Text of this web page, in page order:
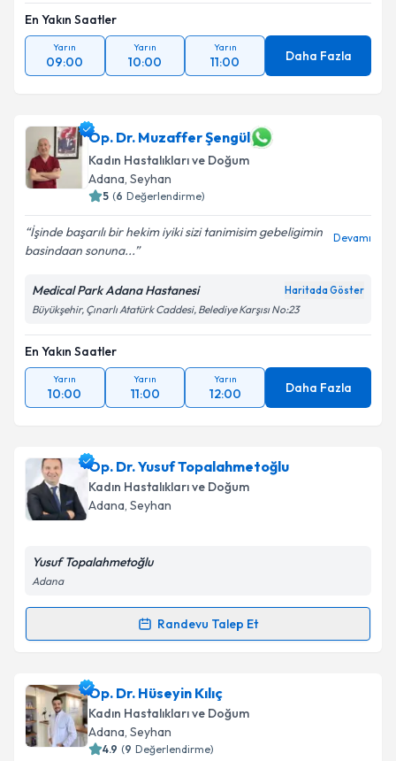
En Yakın Saatler
Yarın
09:00
Yarın
10:00
Yarın
11:00 Daha Fazla
Op. Dr. Muzaffer Şengül
Kadın Hastalıkları ve Doğum
Adana, Seyhan
5 (6 Değerlendirme)
İşinde başarılı bir hekim iyiki sizi tanimisim gebeligimin
basindaan sonuna...
Devamı
Medical Park Adana Hastanesi Haritada Göster
Büyükşehir, Çınarlı Atatürk Caddesi, Belediye Karşısı No:23
En Yakın Saatler
Yarın
10:00
Yarın
11:00
Yarın
12:00 Daha Fazla
Op. Dr. Yusuf Topalahmetoğlu
Kadın Hastalıkları ve Doğum
Adana, Seyhan
Yusuf Topalahmetoğlu
Adana
Randevu Talep Et
Randevu Takvimi Talebi
Op. Dr. Yusuf Topalahmetoğlu
talebi oluşturun. Size bu uzmandan randevu almanız
için bir takvim hazırlandığında e-posta ile
bilgilendireceğiz.
Op. Dr. Hüseyin Kılıç
Kadın Hastalıkları ve Doğum
Adana, Seyhan
4.9 (9 Değerlendirme)